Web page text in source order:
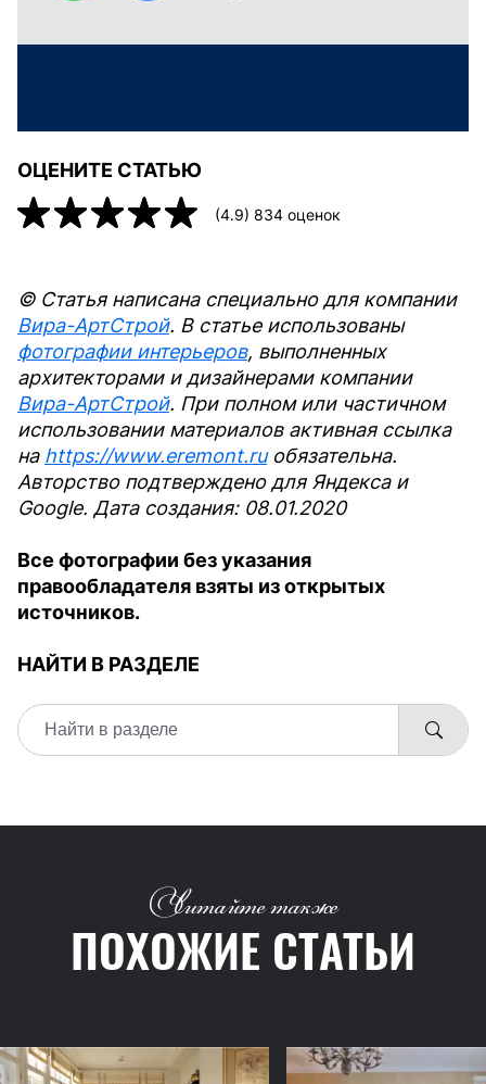
ОЦЕНИТЕ СТАТЬЮ
(4.9) 834 оценок
© Статья написана специально для компании
Вира-АртСтрой. В статье использованы
фотографии интерьеров, выполненных
архитекторами и дизайнерами компании
Вира-АртСтрой. При полном или частичном
использовании материалов активная ссылка
на https://www.eremont.ruобязательна.
Авторство подтверждено для Яндекса и
Google. Дата создания: 08.01.2020
Все фотографии без указания
правообладателя взяты из открытых
источников.
НАЙТИ В РАЗДЕЛЕ
Читайте также
ПОХОЖИЕ СТАТЬИ